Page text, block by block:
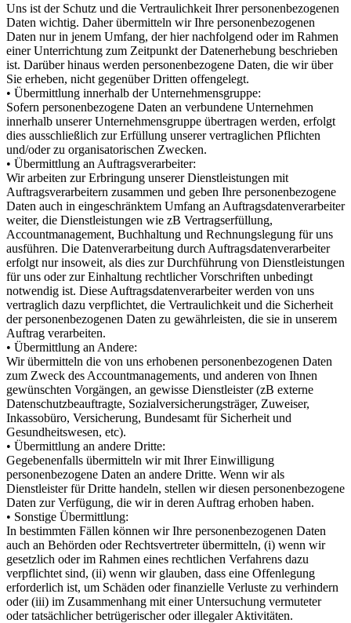
Uns ist der Schutz und die Vertraulichkeit Ihrer personenbezogenen
Daten wichtig. Daher übermitteln wir Ihre personenbezogenen
Daten nur in jenem Umfang, der hier nachfolgend oder im Rahmen
einer Unterrichtung zum Zeitpunkt der Datenerhebung beschrieben
ist. Darüber hinaus werden personenbezogene Daten, die wir über
Sie erheben, nicht gegenüber Dritten offengelegt.
• Übermittlung innerhalb der Unternehmensgruppe:
Sofern personenbezogene Daten an verbundene Unternehmen
innerhalb unserer Unternehmensgruppe übertragen werden, erfolgt
dies ausschließlich zur Erfüllung unserer vertraglichen Pflichten
und/oder zu organisatorischen Zwecken.
• Übermittlung an Auftragsverarbeiter:
Wir arbeiten zur Erbringung unserer Dienstleistungen mit
Auftragsverarbeitern zusammen und geben Ihre personenbezogene
Daten auch in eingeschränktem Umfang an Auftragsdatenverarbeiter
weiter, die Dienstleistungen wie zB Vertragserfüllung,
Accountmanagement, Buchhaltung und Rechnungslegung für uns
ausführen. Die Datenverarbeitung durch Auftragsdatenverarbeiter
erfolgt nur insoweit, als dies zur Durchführung von Dienstleistungen
für uns oder zur Einhaltung rechtlicher Vorschriften unbedingt
notwendig ist. Diese Auftragsdatenverarbeiter werden von uns
vertraglich dazu verpflichtet, die Vertraulichkeit und die Sicherheit
der personenbezogenen Daten zu gewährleisten, die sie in unserem
Auftrag verarbeiten.
• Übermittlung an Andere:
Wir übermitteln die von uns erhobenen personenbezogenen Daten
zum Zweck des Accountmanagements, und anderen von Ihnen
gewünschten Vorgängen, an gewisse Dienstleister (zB externe
Datenschutzbeauftragte, Sozialversicherungsträger, Zuweiser,
Inkassobüro, Versicherung, Bundesamt für Sicherheit und
Gesundheitswesen, etc).
• Übermittlung an andere Dritte:
Gegebenenfalls übermitteln wir mit Ihrer Einwilligung
personenbezogene Daten an andere Dritte. Wenn wir als
Dienstleister für Dritte handeln, stellen wir diesen personenbezogene
Daten zur Verfügung, die wir in deren Auftrag erhoben haben.
• Sonstige Übermittlung:
In bestimmten Fällen können wir Ihre personenbezogenen Daten
auch an Behörden oder Rechtsvertreter übermitteln, (i) wenn wir
gesetzlich oder im Rahmen eines rechtlichen Verfahrens dazu
verpflichtet sind, (ii) wenn wir glauben, dass eine Offenlegung
erforderlich ist, um Schäden oder finanzielle Verluste zu verhindern
oder (iii) im Zusammenhang mit einer Untersuchung vermuteter
oder tatsächlicher betrügerischer oder illegaler Aktivitäten.